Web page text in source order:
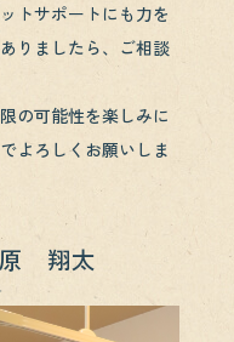
トサポートにも力を
りましたら、ご相談
の可能性を楽しみに
よろしくお願いしま
原 翔太